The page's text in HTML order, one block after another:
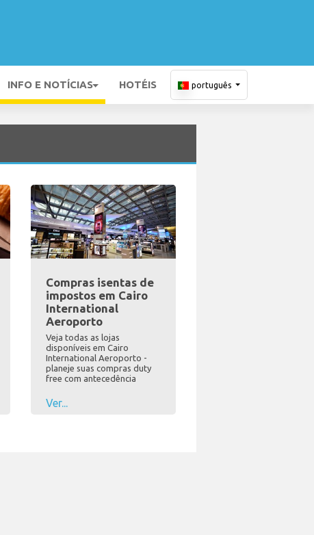
INFO E NOTÍCIAS HOTÉIS português
Compras isentas de
impostos em Cairo
International
Aeroporto
Veja todas as lojas
disponíveis em Cairo
International Aeroporto -
planeje suas compras duty
free com antecedência
Ver...